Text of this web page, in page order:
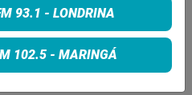
93.1 - LONDRINA
102.5 - MARINGÁ